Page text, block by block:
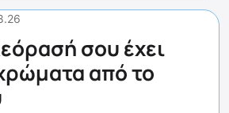
σου έχει
από το